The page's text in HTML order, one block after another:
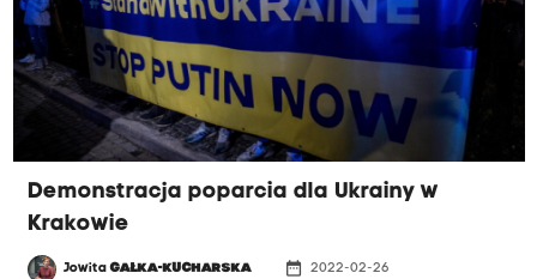
Demonstracja poparcia dla Ukrainy w
Krakowie
JowitaGAŁKA-KUCHARSKA date_range 2022-02-26